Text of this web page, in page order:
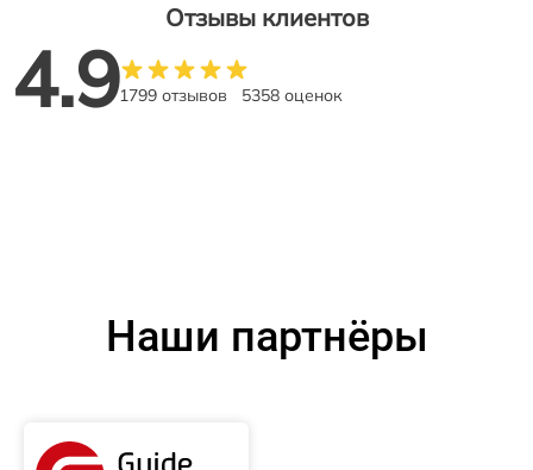
Отзывы клиентов
4.91799 отзывов 5358 оценок
Наши партнёры